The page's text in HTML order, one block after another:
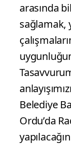
arasında
sağlamak,
Belediye
Ordu’da